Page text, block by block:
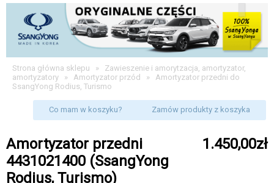
Strona główna sklepu » Zawieszenie i amorytzacja, amortyzator,
amortyzatory » Amortyzator przód » Amortyzator przedni do
SsangYong Rodius, Turismo
Co mam w koszyku? Zamów produkty z koszyka
1.450,00zł
Amortyzator przedni
4431021400 (SsangYong
Rodius, Turismo)